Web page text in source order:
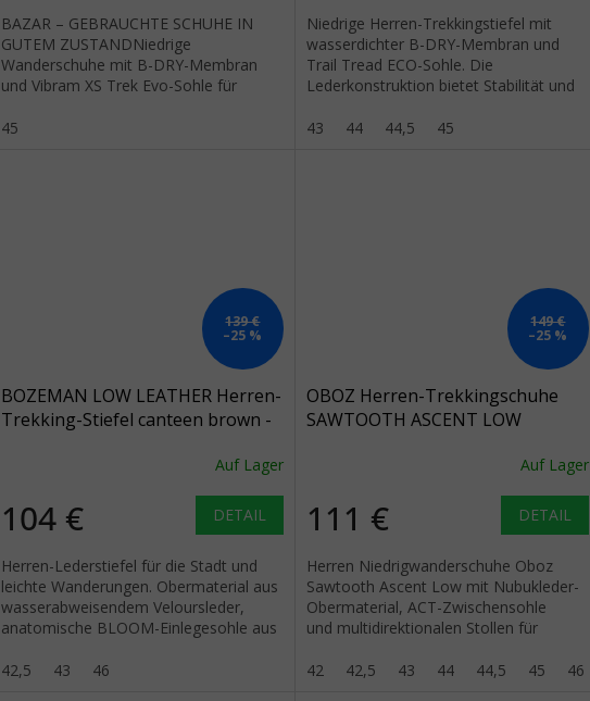
BAZAR – GEBRAUCHTE SCHUHE IN
GUTEM ZUSTANDNiedrige
Wanderschuhe mit B-DRY-Membran
und Vibram XS Trek Evo-Sohle für
Die anatomisch geformte...
45
Niedrige Herren-Trekkingstiefel mit
wasserdichter B-DRY-Membran und
Trail Tread ECO-Sohle. Die
Lederkonstruktion bietet Stabilität und
43
44 44,5 45
139 €
–25 %
BOZEMAN LOW LEATHER Herren-
Trekking-Stiefel canteen brown -
Auf Lager
104 € DETAIL
Herren-Lederstiefel für die Stadt und
leichte Wanderungen. Obermaterial aus
wasserabweisendem Veloursleder,
anatomische BLOOM-Einlegesohle aus
42,5
43 46
149 €
–25 %
OBOZ Herren-Trekkingschuhe
SAWTOOTH ASCENT LOW
Auf Lager
111 € DETAIL
Herren Niedrigwanderschuhe Oboz
Sawtooth Ascent Low mit Nubukleder-
Obermaterial, ACT-Zwischensohle
und multidirektionalen Stollen für
42
42,5 43 44 44,5 45 46